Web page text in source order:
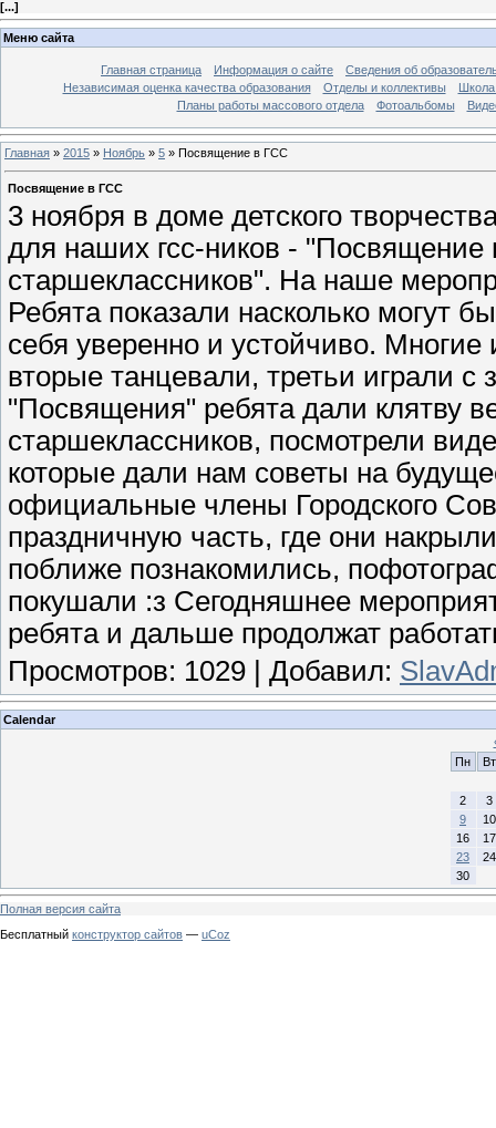
[...]
Меню сайта
Главная страница Информация о сайте
Сведения об
Независимая оценка качества образования
Отделы и коллективы
Школа
Планы работы массового отдела
Фотоальбомы
Главная » 2015 » Ноябрь » 5 » Посвящение в ГСС
Посвящение в ГСС
3 ноября в доме детского
для наших гсс-ников - "Посвящение
старшеклассников". На наше
Ребята показали насколько могут
себя уверенно и устойчиво.
вторые танцевали, третьи играли
"Посвящения" ребята дали клятву
старшеклассников, посмотрели
которые дали нам советы на
официальные члены Городского
праздничную часть, где они
поближе познакомились,
покушали :з Сегодняшнее
ребята и дальше продолжат
Просмотров: 1029 Добавил:
Calendar
Пн
Вт
2
3
9
10
16
17
23
24
30
Полная версия сайта
Бесплатный конструктор сайтов — uCoz